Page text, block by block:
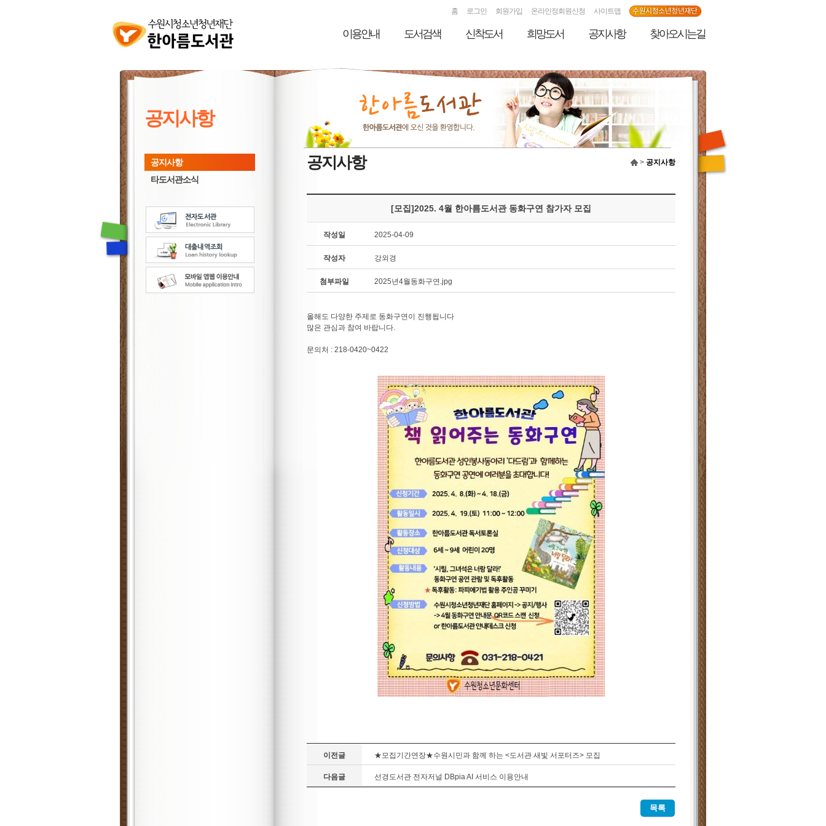
홈 로그인 회원가입 온라인정회원신청 사이트맵
이용안내 도서검색 신착도서 희망도서 공지사항 찾아오시는길
공지사항
공지사항
타도서관소식
> 공지사항
공지사항
[모집]2025. 4월 한아름도서관 동화구연 참가자 모집
작성일 2025-04-09
작성자 강외경
첨부파일 2025년4월동화구연.jpg
올해도 다양한 주제로 동화구연이 진행됩니다
많은 관심과 참여 바랍니다.
문의처 : 218-0420~0422
이전글 ★모집기간연장★수원시민과 함께 하는 <도서관 새빛 서포터즈> 모집
다음글 선경도서관 전자저널 DBpia AI 서비스 이용안내
목록